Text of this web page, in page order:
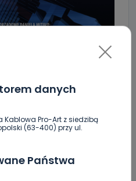
danych
Pro-Art z siedzibą
(63-400) przy ul.
Państwa